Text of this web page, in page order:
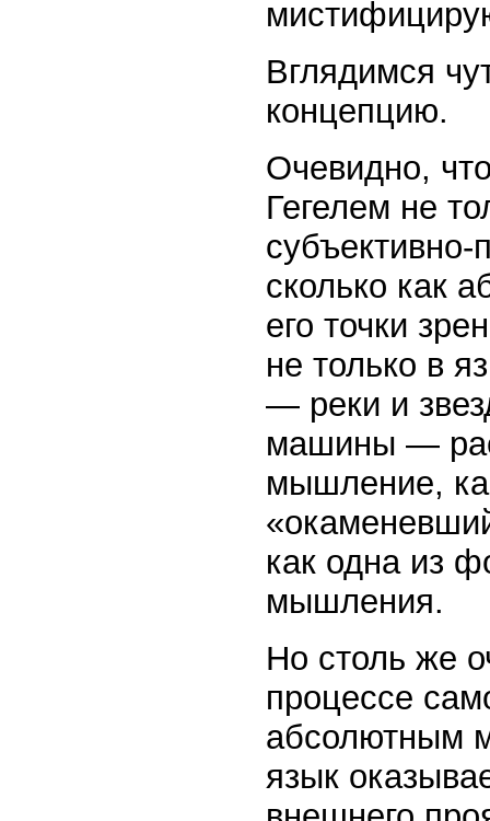
Вглядимся
концепцию.
Очевидно,
Гегелем не
субъективно-
сколько как
его точки
не только в
— реки и
машины —
мышление,
как одна из
мышления.
Но столь же
процессе
абсолютным
язык